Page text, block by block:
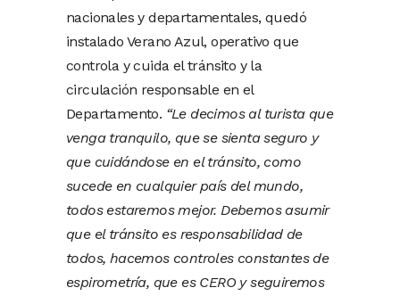
nacionales y departamentales, quedó
instalado Verano Azul, operativo que
controla y cuida el tránsito y la
circulación responsable en el
Departamento. “Le decimos al turista que
venga tranquilo, que se sienta seguro y
que cuidándose en el tránsito, como
sucede en cualquier país del mundo,
todos estaremos mejor. Debemos asumir
que el tránsito es responsabilidad de
todos, hacemos controles constantes de
espirometría, que es CERO y seguiremos